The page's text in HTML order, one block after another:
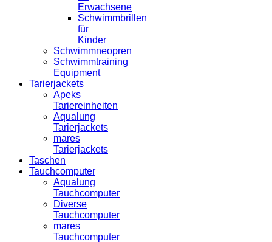
Erwachsene
Schwimmbrillen
für
Kinder
Schwimmneopren
Schwimmtraining
Equipment
Tarierjackets
Apeks
Tariereinheiten
Aqualung
Tarierjackets
mares
Tarierjackets
Taschen
Tauchcomputer
Aqualung
Tauchcomputer
Diverse
Tauchcomputer
mares
Tauchcomputer